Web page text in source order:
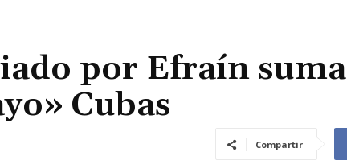
por Efraín suma
Cubas
Compartir